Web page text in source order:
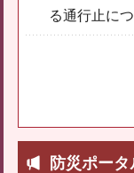
る通行止に
防災ポータ